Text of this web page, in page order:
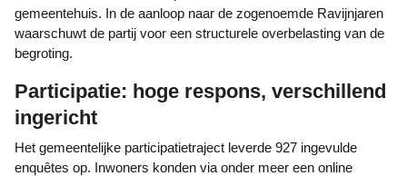
gemeentehuis. In de aanloop naar de zogenoemde Ravijnjaren
waarschuwt de partij voor een structurele overbelasting van de
begroting.
Participatie: hoge respons, verschillend
ingericht
Het gemeentelijke participatietraject leverde 927 ingevulde
enquêtes op. Inwoners konden via onder meer een online